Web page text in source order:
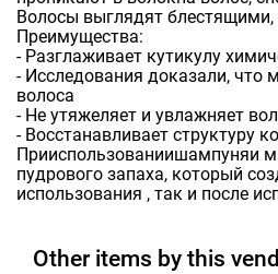
Волосы выглядят
Преимущества:
- Разглаживает кутикулу
- Исследования доказали, что
волоса
- Не утяжеляет и увлажняет
- Восстанавливает структуру
Прииспользованиишампуняи
пудрового запаха, который
использования , так и после
Other items by this